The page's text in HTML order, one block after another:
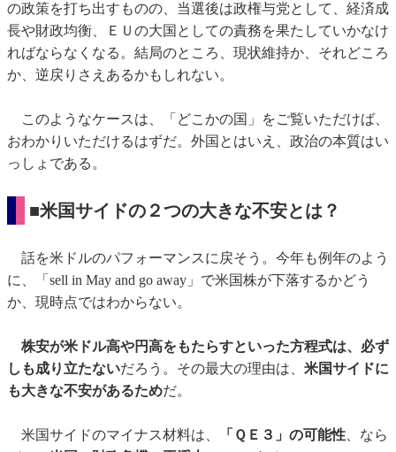
の政策を打ち出すものの、当選後は政権与党として、経済成
長や財政均衡、ＥＵの大国としての責務を果たしていかなけ
ればならなくなる。結局のところ、現状維持か、それどころ
か、逆戻りさえあるかもしれない。
このようなケースは、「どこかの国」をご覧いただけば、
おわかりいただけるはずだ。外国とはいえ、政治の本質はい
っしょである。
■米国サイドの２つの大きな不安とは？
話を米ドルのパフォーマンスに戻そう。今年も例年のよう
に、「sell in May and go away」で米国株が下落するかどう
か、現時点ではわからない。
株安が米ドル高や円高をもたらすといった方程式は、必ず
しも成り立たないだろう。その最大の理由は、 米国サイドに
も大きな不安があるためだ。
米国サイドのマイナス材料は、 「ＱＥ３」の可能性 、なら